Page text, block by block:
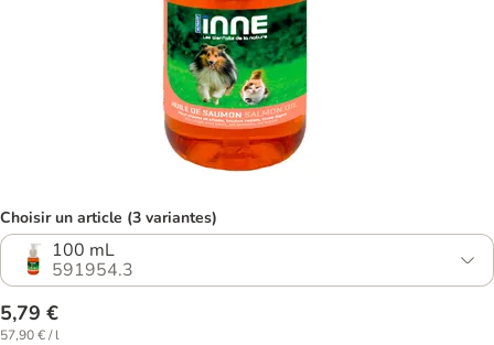
Choisir un article (3 variantes)
100 mL
591954.3
5,79 €
57,90 € / l